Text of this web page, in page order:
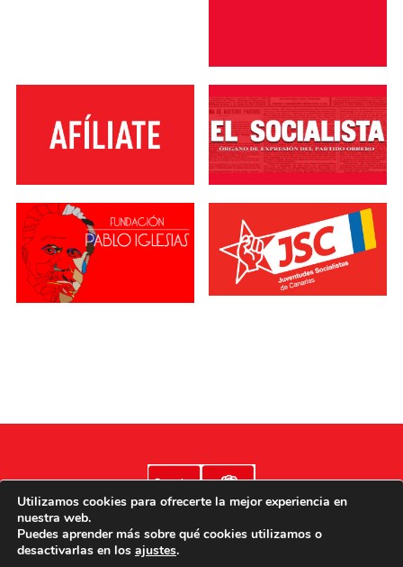
Utilizamos cookies para ofrecerte la mejor experiencia en
nuestra web.
Puedes aprender más sobre qué cookies utilizamos o
desactivarlas en los ajustes.